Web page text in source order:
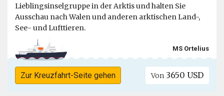
Lieblingsinselgruppe in der Arktis und halten Sie
Ausschau nach Walen und anderen arktischen Land-,
See- und Lufttieren.
MS Ortelius
Zur Kreuzfahrt-Seite gehen Von 3650 USD